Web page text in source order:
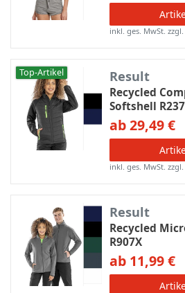
inkl. ges. MwSt.
Top-Artikel Result
Recycled
Softshell
ab 29,49 €
inkl. ges. MwSt.
Result
Recycled
R907X
ab 11,99 €